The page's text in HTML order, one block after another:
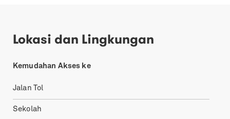
Lokasi dan Lingkungan
Kemudahan Akses ke
Jalan Tol
Sekolah